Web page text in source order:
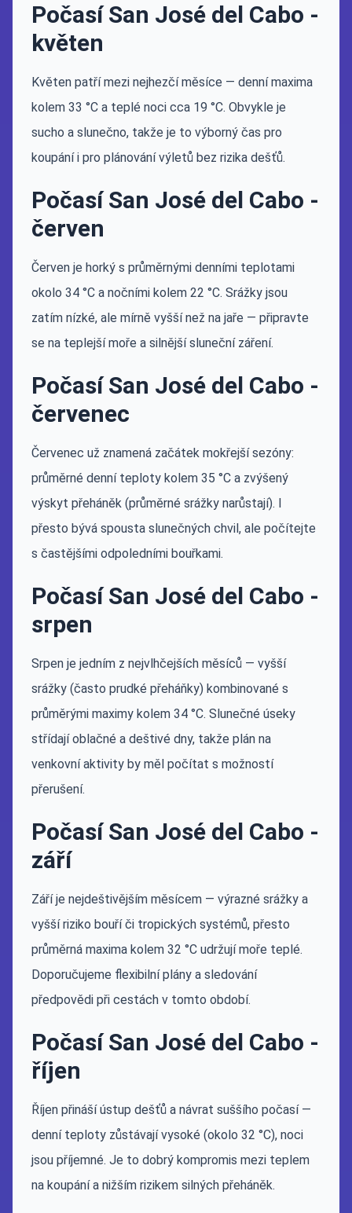
Počasí San José del Cabo -
květen
Květen patří mezi nejhezčí měsíce — denní maxima
kolem 33 °C a teplé noci cca 19 °C. Obvykle je
sucho a slunečno, takže je to výborný čas pro
koupání i pro plánování výletů bez rizika dešťů.
Počasí San José del Cabo -
červen
Červen je horký s průměrnými denními teplotami
okolo 34 °C a nočními kolem 22 °C. Srážky jsou
zatím nízké, ale mírně vyšší než na jaře — připravte
se na teplejší moře a silnější sluneční záření.
Počasí San José del Cabo -
červenec
Červenec už znamená začátek mokřejší sezóny:
průměrné denní teploty kolem 35 °C a zvýšený
výskyt přeháněk (průměrné srážky narůstají). I
přesto bývá spousta slunečných chvil, ale počítejte
s častějšími odpoledními bouřkami.
Počasí San José del Cabo -
srpen
Srpen je jedním z nejvlhčejších měsíců — vyšší
srážky (často prudké přeháňky) kombinované s
průměrými maximy kolem 34 °C. Slunečné úseky
střídají oblačné a deštivé dny, takže plán na
venkovní aktivity by měl počítat s možností
přerušení.
Počasí San José del Cabo -
září
Září je nejdeštivějším měsícem — výrazné srážky a
vyšší riziko bouří či tropických systémů, přesto
průměrná maxima kolem 32 °C udržují moře teplé.
Doporučujeme flexibilní plány a sledování
předpovědi při cestách v tomto období.
Počasí San José del Cabo -
říjen
Říjen přináší ústup dešťů a návrat suššího počasí —
denní teploty zůstávají vysoké (okolo 32 °C), noci
jsou příjemné. Je to dobrý kompromis mezi teplem
na koupání a nižším rizikem silných přeháněk.